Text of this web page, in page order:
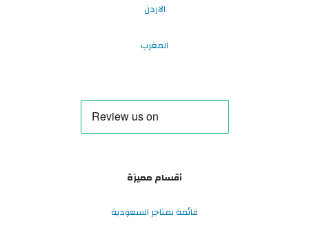
الاردن
المغرب
أقسام مميزة
قائمة بمتاجر السعودية